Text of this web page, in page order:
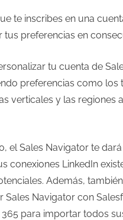
te inscribes en una
tus preferencias en
tu cuenta de
preferencias como los
verticales y las regiones
el Sales Navigator te
conexiones LinkedIn
Además,
Sales Navigator con
365 para importar todos